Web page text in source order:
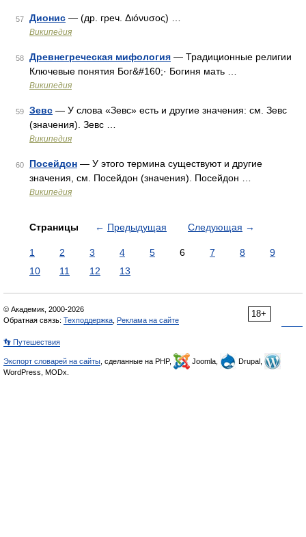
57 Дионис — (др. греч. Διόνυσος) …
Википедия
58 Древнегреческая мифология — Традиционные религии
Ключевые понятия Бог&#160;· Богиня мать …
Википедия
59 Зевс — У слова «Зевс» есть и другие значения: см. Зевс
(значения). Зевс …
Википедия
60 Посейдон — У этого термина существуют и другие
значения, см. Посейдон (значения). Посейдон …
Википедия
Страницы ← Предыдущая Следующая →
1 2 3 4 5 6 7 8
9
10
11 12 13
18+
© Академик, 2000-2026
Обратная связь: Техподдержка Реклама на сайте
👣 Путешествия
Экспорт словарей на сайты , сделанные на PHP, Joomla,
Drupal,
WordPress, MODx.